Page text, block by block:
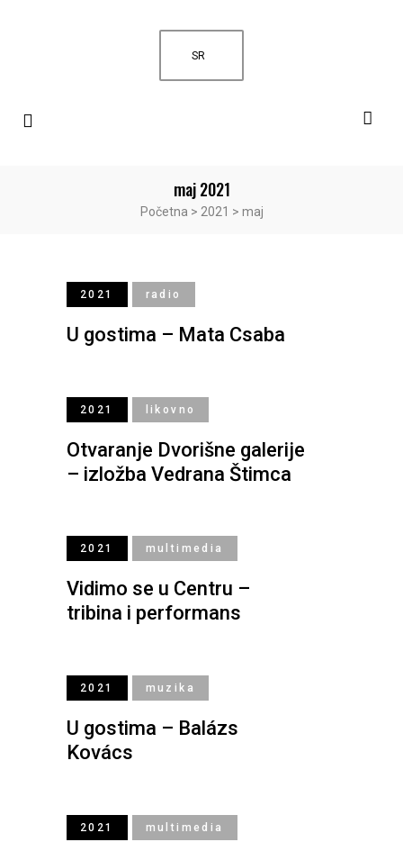
SR
maj 2021
Početna > 2021 > maj
2021 radio
U gostima – Mata Csaba
2021 likovno
Otvaranje Dvorišne galerije
– izložba Vedrana Štimca
2021 multimedia
Vidimo se u Centru –
tribina i performans
2021 muzika
U gostima – Balázs
Kovács
2021 multimedia